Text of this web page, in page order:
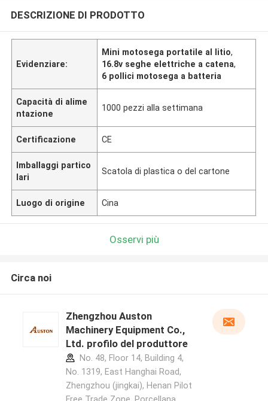
DESCRIZIONE DI PRODOTTO
Evidenziare:
Mini motosega portatile al litio,
16.8v seghe elettriche a catena,
6 pollici motosega a batteria
Capacità di alime
ntazione
1000 pezzi alla settimana
Certificazione CE
Imballaggi partico
lari
Scatola di plastica o del cartone
Luogo di origine Cina
Osservi più
Circa noi
Zhengzhou Auston
Machinery Equipment Co.,
Ltd. profilo del produttore
No. 48, Floor 14, Building 4,
No. 1319, East Hanghai Road,
Zhengzhou (jingkai), Henan Pilot